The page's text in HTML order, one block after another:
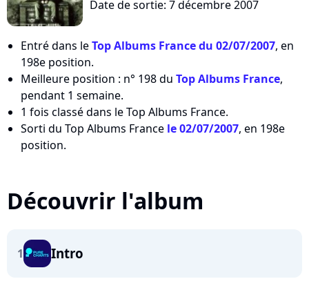
Date de sortie: 7 décembre 2007
Entré dans leTop Albums France du 02/07/2007, en
198e position.
Meilleure position : n° 198 du Top Albums France,
pendant 1 semaine.
1 fois classé dans le Top Albums France.
Sorti du Top Albums France le 02/07/2007, en 198e
position.
Découvrir l'album
1 Intro